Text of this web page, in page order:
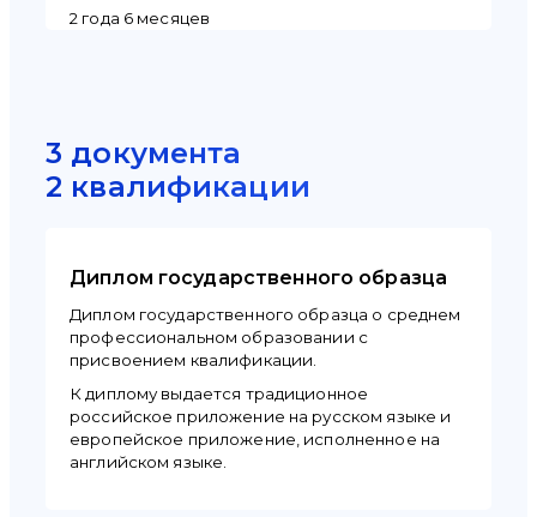
2 года 6 месяцев
3 документа
2 квалификации
Диплом государственного образца
Диплом государственного образца о среднем
профессиональном образовании с
присвоением квалификации.
К диплому выдается традиционное
российское приложение на русском языке и
европейское приложение, исполненное на
английском языке.